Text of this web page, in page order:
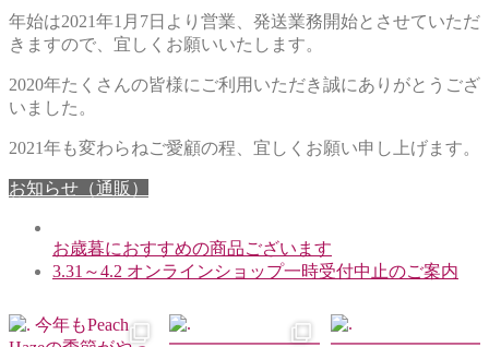
年始は2021年1月7日より営業、発送業務開始とさせていただ
きますので、宜しくお願いいたします。
2020年たくさんの皆様にご利用いただき誠にありがとうござ
いました。
2021年も変わらねご愛顧の程、宜しくお願い申し上げます。
お知らせ（通販）
お歳暮におすすめの商品ございます
3.31～4.2 オンラインショップ一時受付中止のご案内